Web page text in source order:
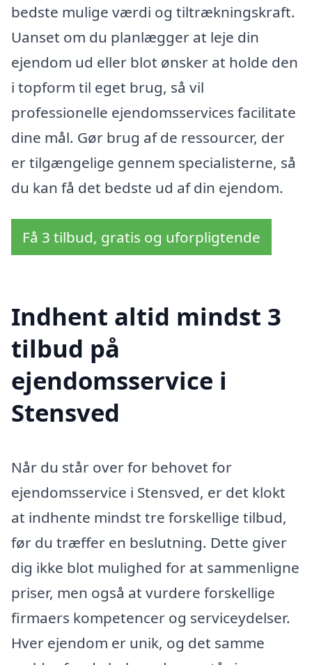
bedste mulige værdi og tiltrækningskraft.
Uanset om du planlægger at leje din
ejendom ud eller blot ønsker at holde den
i topform til eget brug, så vil
professionelle ejendomsservices facilitate
dine mål. Gør brug af de ressourcer, der
er tilgængelige gennem specialisterne, så
du kan få det bedste ud af din ejendom.
Få 3 tilbud, gratis og uforpligtende
Indhent altid mindst 3
tilbud på
ejendomsservice i
Stensved
Når du står over for behovet for
ejendomsservice i Stensved, er det klokt
at indhente mindst tre forskellige tilbud,
før du træffer en beslutning. Dette giver
dig ikke blot mulighed for at sammenligne
priser, men også at vurdere forskellige
firmaers kompetencer og serviceydelser.
Hver ejendom er unik, og det samme